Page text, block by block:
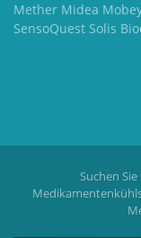
Mether Midea
SensoQuest Solis
Suchen